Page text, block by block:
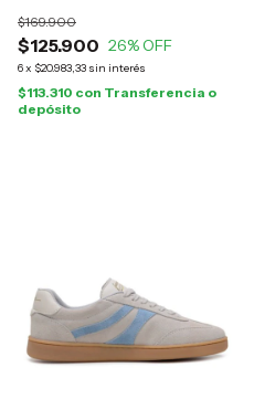
$125.900
$169.900
26% OFF
6x $20.983,33 sin interés
$113.310 con Transferencia o
depósito